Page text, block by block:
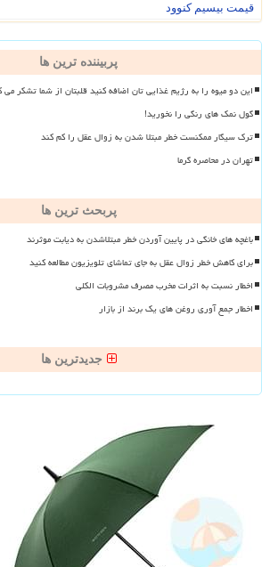
قیمت بیسیم کنوود
پربیننده ترین ها
این دو میوه را به رژیم غذایی تان اضافه کنید قلبتان از شما تشکر می
گول نمک های رنگی را نخورید!
ترک سیگار ممکنست خطر مبتلا شدن به زوال عقل را کم کند
تهران در محاصره گرما
پربحث ترین ها
باغچه های خانگی در پایین آوردن خطر مبتلاشدن به دیابت موثرند
برای کاهش خطر زوال عقل به جای تماشای تلویزیون مطالعه کنید
اخطار نسبت به اثرات مخرب مصرف مشروبات الکلی
اخطار جمع آوری روغن های یک برند از بازار
جدیدترین ها